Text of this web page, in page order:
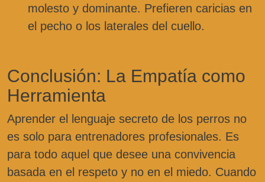
molesto y dominante. Prefieren caricias en
el pecho o los laterales del cuello.
Conclusión: La Empatía como
Herramienta
Aprender el lenguaje secreto de los perros no
es solo para entrenadores profesionales. Es
para todo aquel que desee una convivencia
basada en el respeto y no en el miedo. Cuando